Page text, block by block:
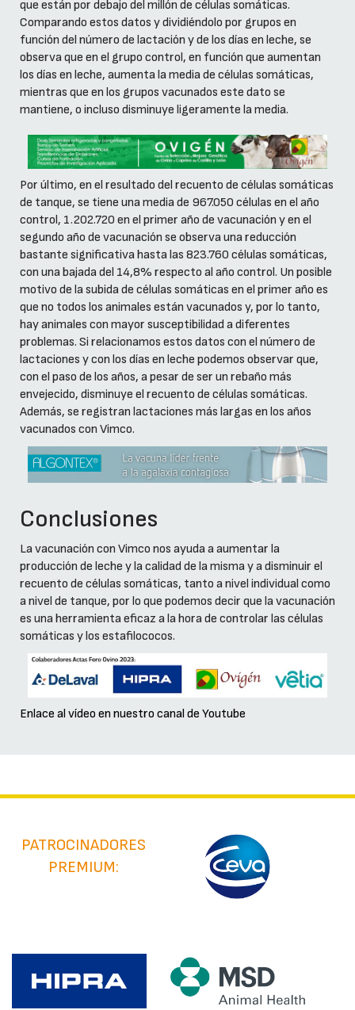
que están por debajo del millón de células somáticas.
Comparando estos datos y dividiéndolo por grupos en
función del número de lactación y de los días en leche, se
observa que en el grupo control, en función que aumentan
los días en leche, aumenta la media de células somáticas,
mientras que en los grupos vacunados este dato se
mantiene, o incluso disminuye ligeramente la media.
Por último, en el resultado del recuento de células somáticas
de tanque, se tiene una media de 967.050 células en el año
control, 1.202.720 en el primer año de vacunación y en el
segundo año de vacunación se observa una reducción
bastante significativa hasta las 823.760 células somáticas,
con una bajada del 14,8% respecto al año control. Un posible
motivo de la subida de células somáticas en el primer año es
que no todos los animales están vacunados y, por lo tanto,
hay animales con mayor susceptibilidad a diferentes
problemas. Si relacionamos estos datos con el número de
lactaciones y con los días en leche podemos observar que,
con el paso de los años, a pesar de ser un rebaño más
envejecido, disminuye el recuento de células somáticas.
Además, se registran lactaciones más largas en los años
vacunados con Vimco.
Conclusiones
La vacunación con Vimco nos ayuda a aumentar la
producción de leche y la calidad de la misma y a disminuir el
recuento de células somáticas, tanto a nivel individual como
a nivel de tanque, por lo que podemos decir que la vacunación
es una herramienta eficaz a la hora de controlar las células
somáticas y los estafilococos.
Enlace al vídeo en nuestro canal de Youtube
PATROCINADORES
PREMIUM: